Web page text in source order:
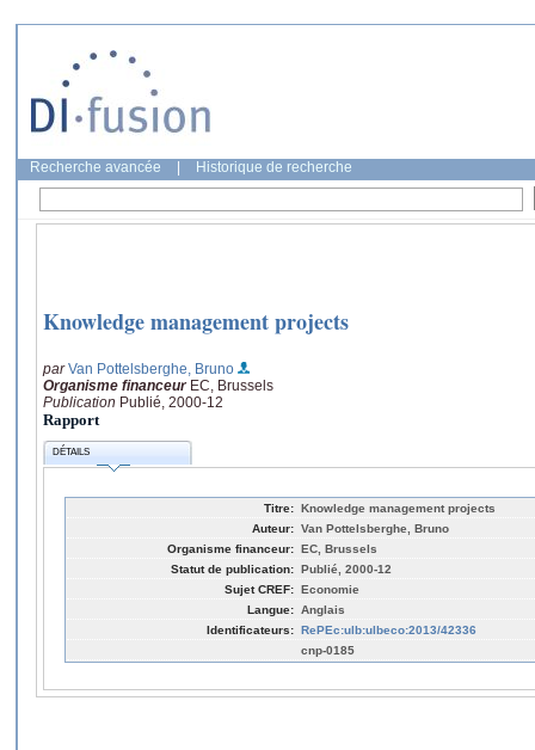
Recherche avancée Historique de recherche
Knowledge management projects
parVan Pottelsberghe, Bruno
Organisme financeur EC, Brussels
Publication Publié, 2000-12
Rapport
DÉTAILS
Titre: Knowledge management projects
Auteur: Van Pottelsberghe, Bruno
Organisme financeur: EC, Brussels
Statut de publication: Publié, 2000-12
Sujet CREF: Economie
Langue: Anglais
Identificateurs: RePEc:ulb:ulbeco:2013/42336
cnp-0185